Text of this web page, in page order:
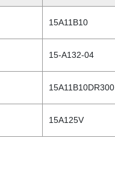
15A11B10
15-A132-04
15A11B10DR300
15A125V